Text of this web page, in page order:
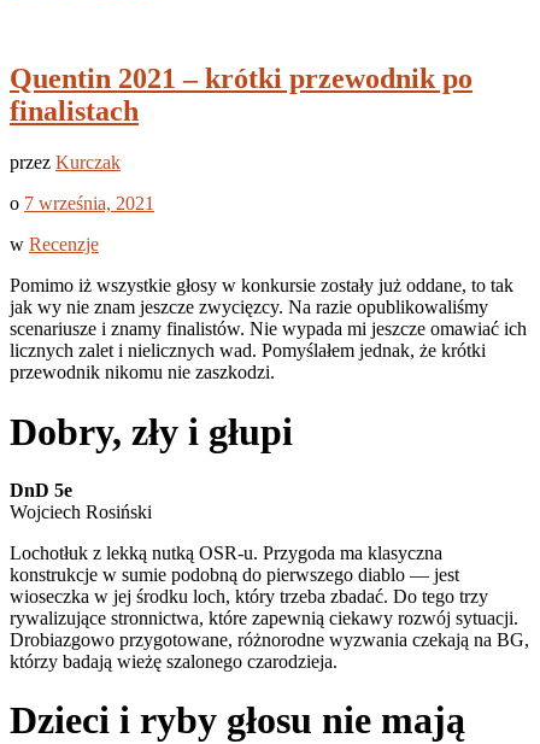
Quentin 2021 – krótki przewodnik po
finalistach
przez Kurczak
o 7 września, 2021
w Recenzje
Pomimo iż wszystkie głosy w konkursie zostały już oddane, to tak
jak wy nie znam jeszcze zwycięzcy. Na razie opublikowaliśmy
scenariusze i znamy finalistów. Nie wypada mi jeszcze omawiać ich
licznych zalet i nielicznych wad. Pomyślałem jednak, że krótki
przewodnik nikomu nie zaszkodzi.
Dobry, zły i głupi
DnD 5e
Wojciech Rosiński
Lochotłuk z lekką nutką OSR-u. Przygoda ma klasyczna
konstrukcje w sumie podobną do pierwszego diablo — jest
wioseczka w jej środku loch, który trzeba zbadać. Do tego trzy
rywalizujące stronnictwa, które zapewnią ciekawy rozwój sytuacji.
Drobiazgowo przygotowane, różnorodne wyzwania czekają na BG,
którzy badają wieżę szalonego czarodzieja.
Dzieci i ryby głosu nie mają